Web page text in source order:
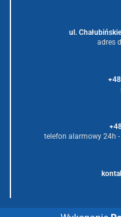
ul.
adres
telefon alarmowy 24h